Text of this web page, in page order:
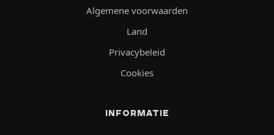
Algemene voorwaarden
Land
Privacybeleid
Cookies
INFORMATIE